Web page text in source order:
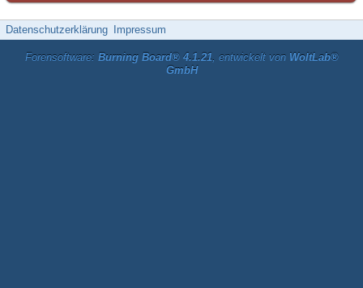
Datenschutzerklärung Impressum
Forensoftware: Burning Board® 4.1.21, entwickelt von WoltLab®
GmbH